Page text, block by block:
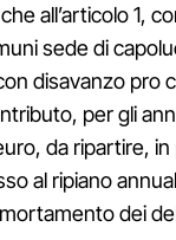
all’articolo 1,
sede di
disavanzo pro
per gli
da ripartire,
al ripiano
dei